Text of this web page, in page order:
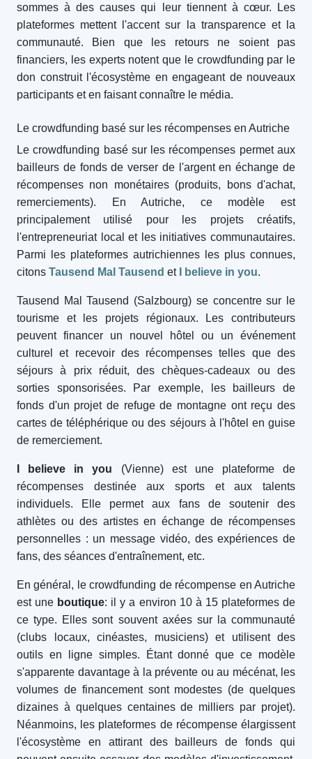
sommes à des causes qui leur tiennent à cœur. Les
plateformes mettent l'accent sur la transparence et la
communauté. Bien que les retours ne soient pas
financiers, les experts notent que le crowdfunding par le
don construit l'écosystème en engageant de nouveaux
participants et en faisant connaître le média.
Le crowdfunding basé sur les récompenses en Autriche
Le crowdfunding basé sur les récompenses permet aux
bailleurs de fonds de verser de l'argent en échange de
récompenses non monétaires (produits, bons d'achat,
remerciements). En Autriche, ce modèle est
principalement utilisé pour les projets créatifs,
l'entrepreneuriat local et les initiatives communautaires.
Parmi les plateformes autrichiennes les plus connues,
citons Tausend Mal Tausend et I believe in you.
Tausend Mal Tausend (Salzbourg) se concentre sur le
tourisme et les projets régionaux. Les contributeurs
peuvent financer un nouvel hôtel ou un événement
culturel et recevoir des récompenses telles que des
séjours à prix réduit, des chèques-cadeaux ou des
sorties sponsorisées. Par exemple, les bailleurs de
fonds d'un projet de refuge de montagne ont reçu des
cartes de téléphérique ou des séjours à l'hôtel en guise
de remerciement.
I believe in you (Vienne) est une plateforme de
récompenses destinée aux sports et aux talents
individuels. Elle permet aux fans de soutenir des
athlètes ou des artistes en échange de récompenses
personnelles : un message vidéo, des expériences de
fans, des séances d'entraînement, etc.
En général, le crowdfunding de récompense en Autriche
est une boutique: il y a environ 10 à 15 plateformes de
ce type. Elles sont souvent axées sur la communauté
(clubs locaux, cinéastes, musiciens) et utilisent des
outils en ligne simples. Étant donné que ce modèle
s'apparente davantage à la prévente ou au mécénat, les
volumes de financement sont modestes (de quelques
dizaines à quelques centaines de milliers par projet).
Néanmoins, les plateformes de récompense élargissent
l'écosystème en attirant des bailleurs de fonds qui